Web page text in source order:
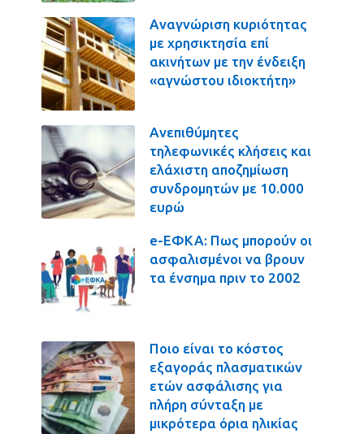
Αναγνώριση κυριότητας
με χρησικτησία επί
ακινήτων με την ένδειξη
«αγνώστου ιδιοκτήτη»
Ανεπιθύμητες
τηλεφωνικές κλήσεις και
ελάχιστη αποζημίωση
συνδρομητών με 10.000
ευρώ
e-ΕΦΚΑ: Πως μπορούν οι
ασφαλισμένοι να βρουν
τα ένσημα πριν το 2002
Ποιο είναι το κόστος
εξαγοράς πλασματικών
ετών ασφάλισης για
πλήρη σύνταξη με
μικρότερα όρια ηλικίας